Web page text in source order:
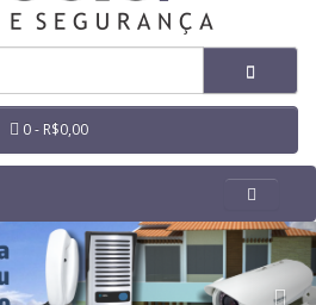
0 - R$0,00